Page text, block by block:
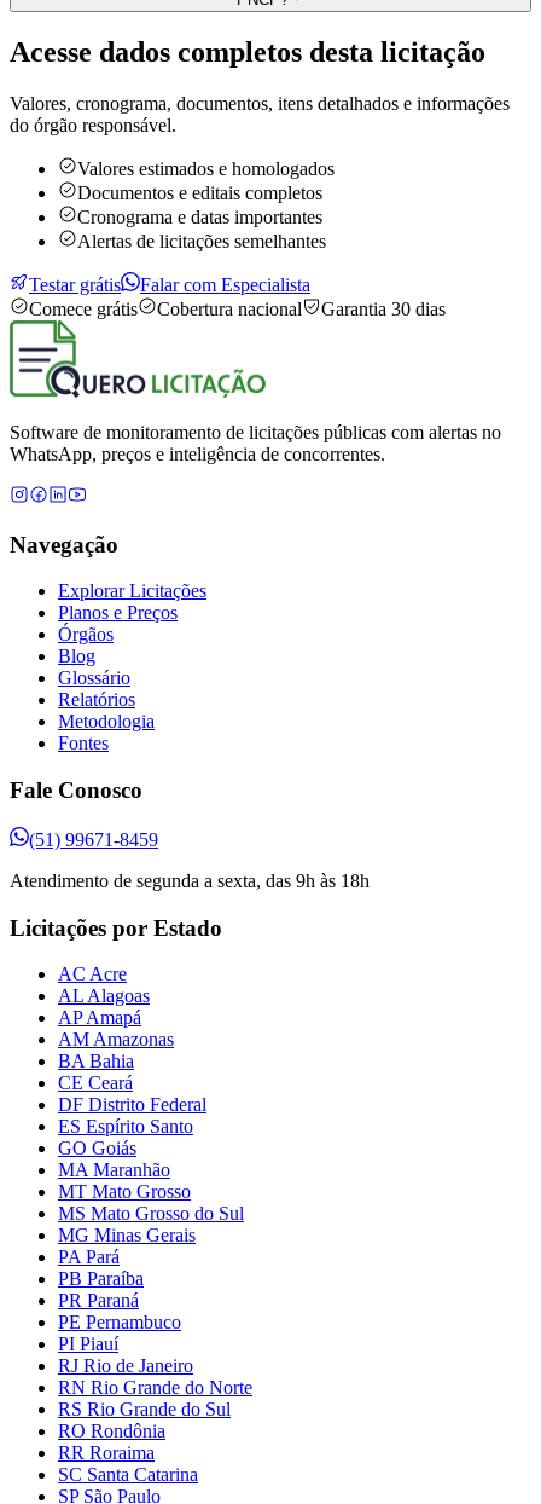
Acesse dados completos desta licitação
Valores, cronograma, documentos, itens detalhados e informações
do órgão responsável.
Valores estimados e homologados
Documentos e editais completos
Cronograma e datas importantes
Alertas de licitações semelhantes
Testar grátis
Falar com Especialista
Comece grátis
Cobertura nacional Garantia 30 dias
Software de monitoramento de licitações públicas com alertas no
WhatsApp, preços e inteligência de concorrentes.
Navegação
Explorar Licitações
Planos e Preços
Órgãos
Blog
Glossário
Relatórios
Metodologia
Fontes
Fale Conosco
(51) 99671-8459
Atendimento de segunda a sexta, das 9h às 18h
Licitações por Estado
AC Acre
AL Alagoas
AP Amapá
AM Amazonas
BA Bahia
CE Ceará
DF Distrito Federal
ES Espírito Santo
GO Goiás
MA Maranhão
MT Mato Grosso
MS Mato Grosso do Sul
MG Minas Gerais
PA Pará
PB Paraíba
PR Paraná
PE Pernambuco
PI Piauí
RJ Rio de Janeiro
RN Rio Grande do Norte
RS Rio Grande do Sul
RO Rondônia
RR Roraima
SC Santa Catarina
SP São Paulo